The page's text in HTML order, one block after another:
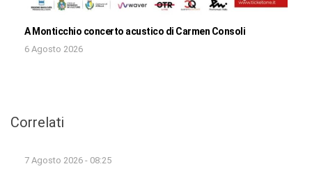
A Monticchio concerto acustico di Carmen Consoli
6 Agosto 2026
Correlati
7 Agosto 2026 - 08:25